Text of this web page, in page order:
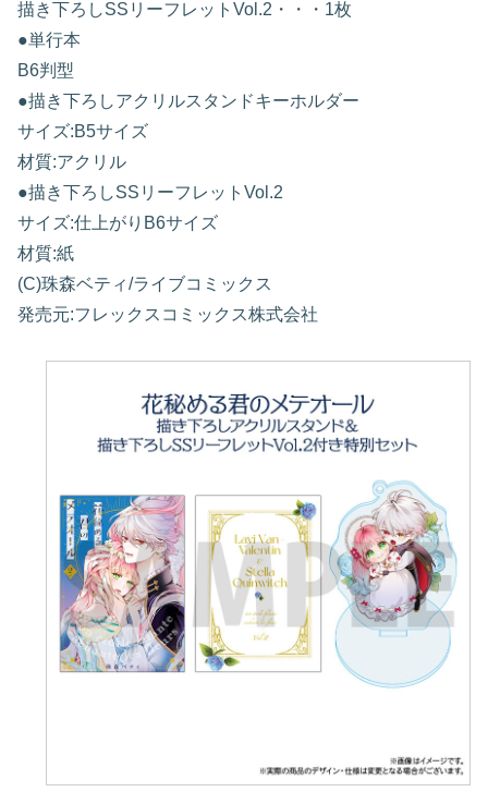
描き下ろしSSリーフレットVol.2・・・1枚
●単行本
B6判型
●描き下ろしアクリルスタンドキーホルダー
サイズ:B5サイズ
材質:アクリル
●描き下ろしSSリーフレットVol.2
サイズ:仕上がりB6サイズ
材質:紙
(C)珠森ベティ/ライブコミックス
発売元:フレックスコミックス株式会社